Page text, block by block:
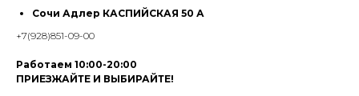
Сочи Адлер КАСПИЙСКАЯ 50 А
+7(928)851-09-00
Работаем 10:00-20:00
ПРИЕЗЖАЙТЕ И ВЫБИРАЙТЕ!